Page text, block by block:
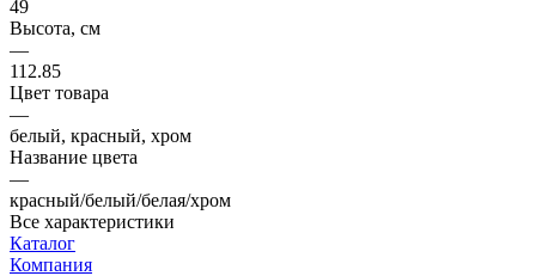
49
Высота, см
—
112.85
Цвет товара
—
белый, красный, хром
Название цвета
—
красный/белый/белая/хром
Все характеристики
Каталог
Компания